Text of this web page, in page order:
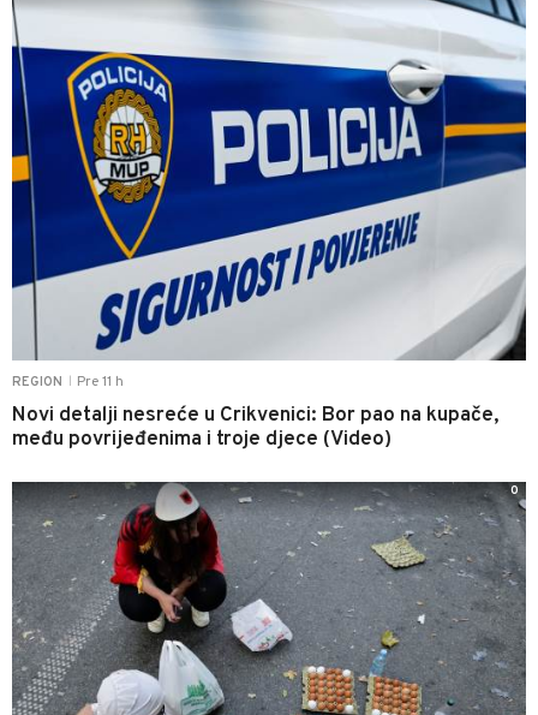
REGION Pre 11 h
Novi detalji nesreće u Crikvenici: Bor pao na kupače,
među povrijeđenima i troje djece (Video)
0